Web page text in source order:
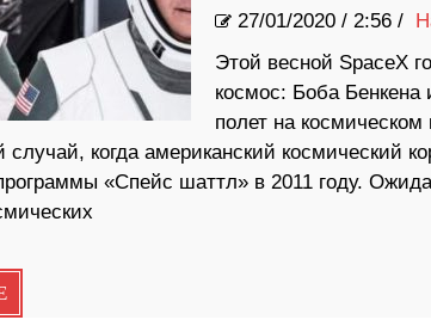
27/01/2020/ 2:56 /
Этой весной SpaceX
космос: Боба
полет на
случай, когда американский космический
«Спейс шаттл» в 2011 году.